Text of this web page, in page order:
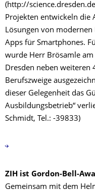
(http://
Projekten entwickeln die
Lösungen von
Apps für Smartphones.
wurde Herr Brösamle
Dresden neben weiteren
Berufszweige
dieser Gelegenheit das
Ausbildungsbetrieb“
Schmidt, Tel.: -39833)
ZIH ist Gordon-Bell-
Gemeinsam mit dem